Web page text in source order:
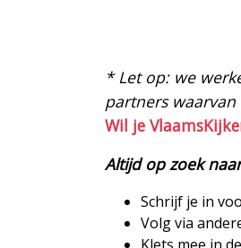
* Let op: we
partners
Wil je
Altijd op zoek
Schrijf je in
Volg via